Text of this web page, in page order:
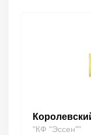
"КФ "Эссен""